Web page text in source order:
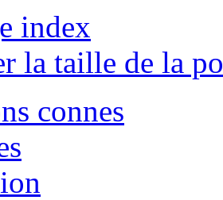
index
la taille de la
connes